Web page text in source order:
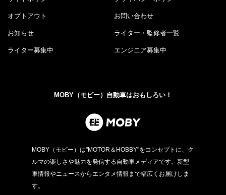
オプトアウト お問い合わせ
お知らせ ライター・監修者一覧
ライター募集中 エンジニア募集中
MOBY（モビー）自動車はおもしろい！
MOBY（モビー）は"MOTOR＆HOBBY"をコンセプトに、ク
ルマの楽しさや魅力を発信する自動車メディアです。新型
車情報やニュースからエンタメ情報まで幅広くお届けしま
す。